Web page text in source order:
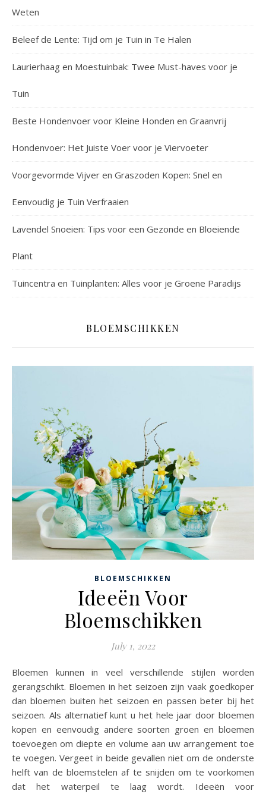
Weten
Beleef de Lente: Tijd om je Tuin in Te Halen
Laurierhaag en Moestuinbak: Twee Must-haves voor je
Tuin
Beste Hondenvoer voor Kleine Honden en Graanvrij
Hondenvoer: Het Juiste Voer voor je Viervoeter
Voorgevormde Vijver en Graszoden Kopen: Snel en
Eenvoudig je Tuin Verfraaien
Lavendel Snoeien: Tips voor een Gezonde en Bloeiende
Plant
Tuincentra en Tuinplanten: Alles voor je Groene Paradijs
BLOEMSCHIKKEN
BLOEMSCHIKKEN
Ideeën Voor
Bloemschikken
July 1, 2022
Bloemen kunnen in veel verschillende stijlen worden
gerangschikt. Bloemen in het seizoen zijn vaak goedkoper
dan bloemen buiten het seizoen en passen beter bij het
seizoen. Als alternatief kunt u het hele jaar door bloemen
kopen en eenvoudig andere soorten groen en bloemen
toevoegen om diepte en volume aan uw arrangement toe
te voegen. Vergeet in beide gevallen niet om de onderste
helft van de bloemstelen af ​​te snijden om te voorkomen
dat het waterpeil te laag wordt. Ideeën voor